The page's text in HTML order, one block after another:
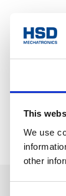
This
We use
other